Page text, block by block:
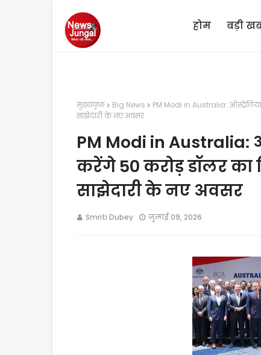
होम बड़ी
मुख्यपृष्ठ Big News
PM Modi in Australia:
साझेदारी के नए अवसर
PM Modi in Australia:
करेंगे 50 करोड़ डॉलर का
साझेदारी के नए अवसर
Smriti Dubey जुलाई 09, 2026